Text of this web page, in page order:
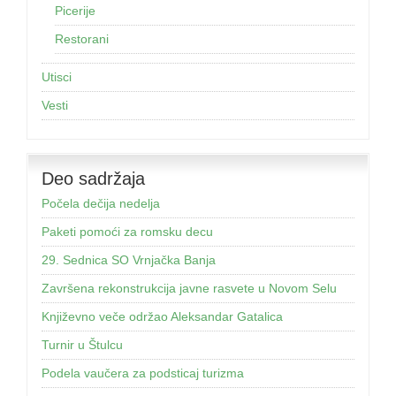
Picerije
Restorani
Utisci
Vesti
Deo sadržaja
Počela dečija nedelja
Paketi pomoći za romsku decu
29. Sednica SO Vrnjačka Banja
Završena rekonstrukcija javne rasvete u Novom Selu
Književno veče održao Aleksandar Gatalica
Turnir u Štulcu
Podela vaučera za podsticaj turizma